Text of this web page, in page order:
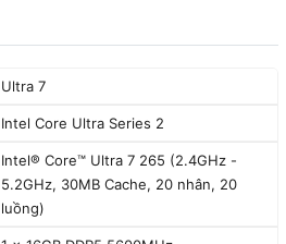
Ultra 7
Intel Core Ultra Series 2
Intel® Core™ Ultra 7 265 (2.4GHz -
5.2GHz, 30MB Cache, 20 nhân, 20
luồng)